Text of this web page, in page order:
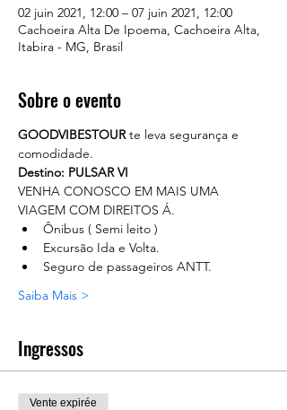
02 juin 2021, 12:00 – 07 juin 2021, 12:00
Cachoeira Alta De Ipoema, Cachoeira Alta,
Itabira - MG, Brasil
Sobre o evento
GOODVIBESTOUR te leva segurança e
comodidade.
Destino: PULSAR VI
VENHA CONOSCO EM MAIS UMA
VIAGEM COM DIREITOS Á.
Ônibus ( Semi leito )
Excursão Ida e Volta.
Seguro de passageiros ANTT.
Saiba Mais >
Ingressos
Vente expirée